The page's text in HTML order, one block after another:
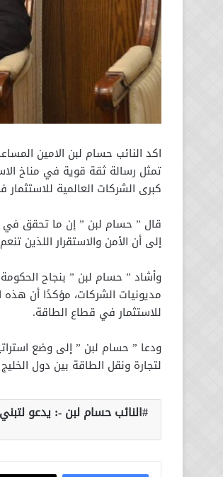
اكد النائب حسام لبن الامين
تمثل رسالة ثقة قوية في مناخ
كبرى الشركات العالمية
إلى أن الأمن والاستقرار اللذين
مديونيات الشركات، مؤكدًا أن
للاستثمار في قطاع الطاقة.
ودعا ” حسام لبن ” إلى وضع
لتجارة ونقل الطاقة بين دول
النائب حسام لبن -: يدعو